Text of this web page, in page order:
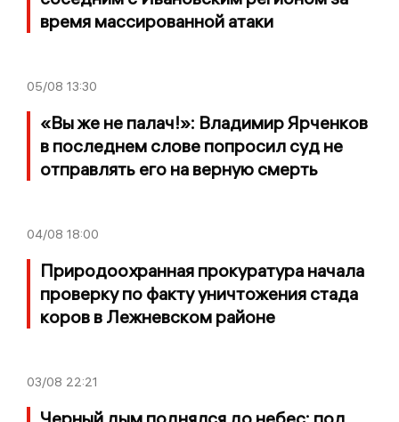
время массированной атаки
05/08 13:30
«Вы же не палач!»: Владимир Ярченков
в последнем слове попросил суд не
отправлять его на верную смерть
04/08 18:00
Природоохранная прокуратура начала
проверку по факту уничтожения стада
коров в Лежневском районе
03/08 22:21